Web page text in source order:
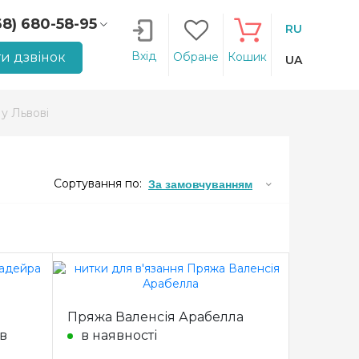
680-58-95
207-14-90
дзвінок Вхід Обране Кошик
RU
UA
Львові
Сортування по: За замовчуванням
Пряжа Валенсія Арабелла
в наявності